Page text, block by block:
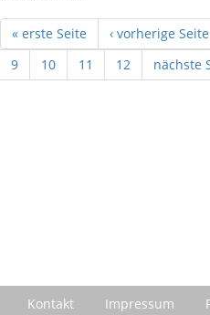
« erste Seite ‹ vorherige Seite
9
10 11 12 nächste
Kontakt Impressum